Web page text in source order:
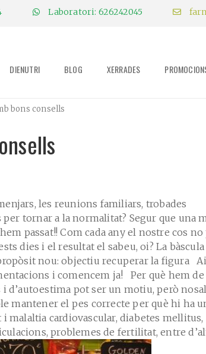
Laboratori: 626242045
DIENUTRI BLOG XERRADES
bons consells
les reunions familiars, trobades
tornar a la normalitat? Segur que una
passat!! Com cada any el nostre cos
dies i el resultat el sabeu, oi? La bàscula
nou: objectiu recuperar la figura
i comencem ja! Per què hem de
d’autoestima pot ser un motiu, però
mantener el pes correcte per què hi ha
malaltia cardiovascular, diabetes mellitus,
problemes de fertilitat, entre